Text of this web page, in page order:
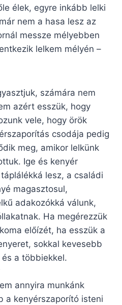
élek, egyre inkább lelki
nem a hasa lesz az
messze mélyebben
lelkem mélyén –
számára nem
azért esszük, hogy
vele, hogy örök
csodája pedig
meg, amikor lelkünk
Ige és kenyér
lesz, a családi
magasztosul,
adakozókká válunk,
Ha megérezzük
előízét, ha esszük a
sokkal kevesebb
a többiekkel.
annyira munkánk
a kenyérszaporító isteni